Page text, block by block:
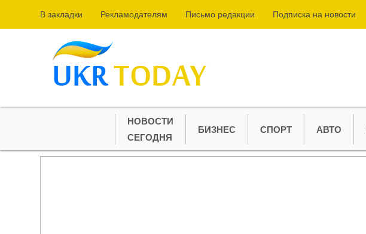
В закладки Рекламодателям Письмо редакции Подпиcка на новости
НОВОСТИ
СЕГОДНЯ
БИЗНЕС СПОРТ АВТО